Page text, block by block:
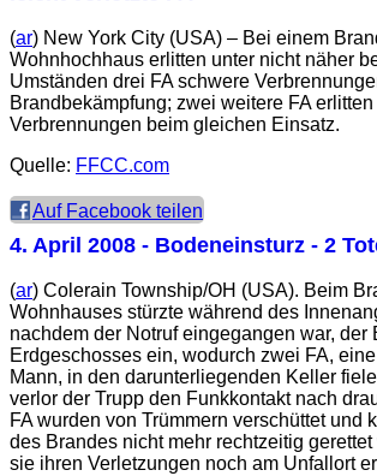
(ar) New York City (USA) – Bei einem
Wohnhochhaus erlitten unter nicht näher
Umständen drei FA schwere
Brandbekämpfung; zwei weitere FA
Verbrennungen beim gleichen Einsatz.
Quelle: FFCC.com
Auf Facebook teilen
4. April 2008 - Bodeneinsturz - 2
(ar) Colerain Township/OH (USA). Beim
Wohnhauses stürzte während des
nachdem der Notruf eingegangen war, der
Erdgeschosses ein, wodurch zwei FA,
Mann, in den darunterliegenden Keller
verlor der Trupp den Funkkontakt nach
FA wurden von Trümmern verschüttet und
des Brandes nicht mehr rechtzeitig
sie ihren Verletzungen noch am Unfallort